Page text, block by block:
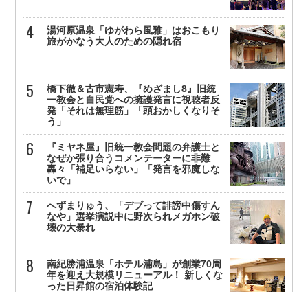
湯河原温泉「ゆがわら風雅」はおこもり
旅がかなう大人のための隠れ宿
橋下徹＆古市憲寿、『めざまし8』旧統
一教会と自民党への擁護発言に視聴者反
発「それは無理筋」「頭おかしくなりそ
う」
『ミヤネ屋』旧統一教会問題の弁護士と
なぜか張り合うコメンテーターに非難
轟々「補足いらない」「発言を邪魔しな
いで」
へずまりゅう、「デブって誹謗中傷すん
なや」選挙演説中に野次られメガホン破
壊の大暴れ
南紀勝浦温泉「ホテル浦島」が創業70周
年を迎え大規模リニューアル！ 新しくな
った日昇館の宿泊体験記